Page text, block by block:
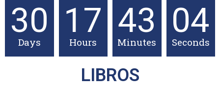
30
Days
17
Hours
43
Minutes
03
Seconds
LIBROS